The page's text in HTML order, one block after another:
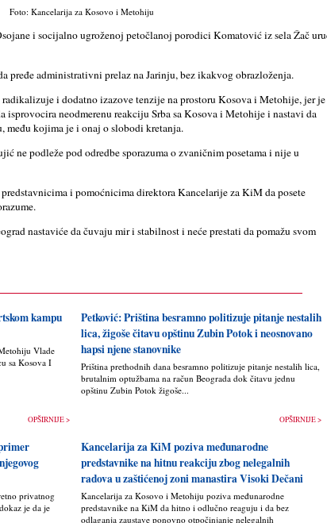
Foto: Kancelarija za Kosovo i Metohiju
i socijalno ugroženoj petočlanoj porodici Komatović iz sela Žač
pređe administrativni prelaz na Jarinju, bez ikakvog obrazloženja.
i dodatno izazove tenzije na prostoru Kosova i Metohije, jer je
neodmerenu reakciju Srba sa Kosova i Metohije i nastavi da
među kojima je i onaj o slobodi kretanja.
ne podleže pod odredbe sporazuma o zvaničnim posetama i nije u
i pomoćnicima direktora Kancelarije za KiM da posete
nastaviće da čuvaju mir i stabilnost i neće prestati da pomažu svom
kampu
Vlade
sa Kosova I
OPŠIRNIJE >
Petković: Priština besramno politizuje pitanje nestalih
lica, žigoše čitavu opštinu Zubin Potok i neosnovano
hapsi njene stanovnike
Priština prethodnih dana besramno politizuje pitanje nestalih lica,
brutalnim optužbama na račun Beograda dok čitavu jednu
opštinu Zubin Potok žigoše...
OPŠIRNIJE >
privatnog
je da je
Kancelarija za KiM poziva međunarodne
predstavnike na hitnu reakciju zbog nelegalnih
radova u zaštićenoj zoni manastira Visoki Dečani
Kancelarija za Kosovo i Metohiju poziva međunarodne
predstavnike na KiM da hitno i odlučno reaguju i da bez
odlaganja zaustave ponovno otpočinjanje nelegalnih